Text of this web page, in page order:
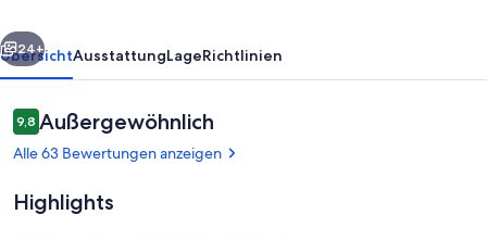
Aussicht
-
Mi
Resort
Weiter
24+
ÜbersichtAusstattungLageRichtlinien
Bewertungen
9,89,8 von 10.
Außergewöhnlich
Alle 63 Bewertungen anzeigen
Highlights